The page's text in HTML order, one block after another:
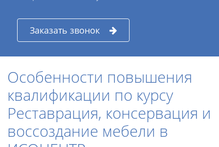
Заказать звонок
Особенности повышения
квалификации по курсу
Реставрация, консервация и
воссоздание мебели в